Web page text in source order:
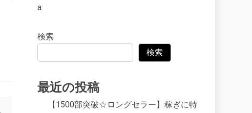
a:
検索
検索
最近の投稿
【1500部突破☆ロングセラー】稼ぎに特